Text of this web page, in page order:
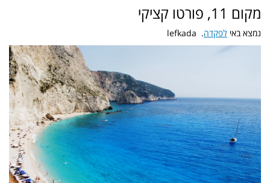
מקום 11, פורטו קציקי
נמצא באי לפקדה. lefkada